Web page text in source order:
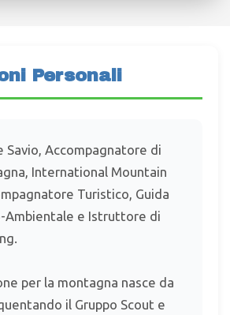
Personali
Savio, Accompagnatore di
International Mountain
Turistico, Guida
Ambientale e Istruttore di
per la montagna nasce da
il Gruppo Scout e